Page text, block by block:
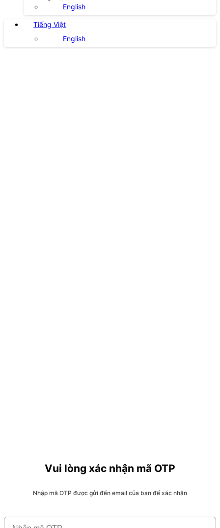
English
Tiếng Việt
English
Vui lòng xác nhận mã OTP
Nhập mã OTP được gửi đến email của bạn để xác nhận